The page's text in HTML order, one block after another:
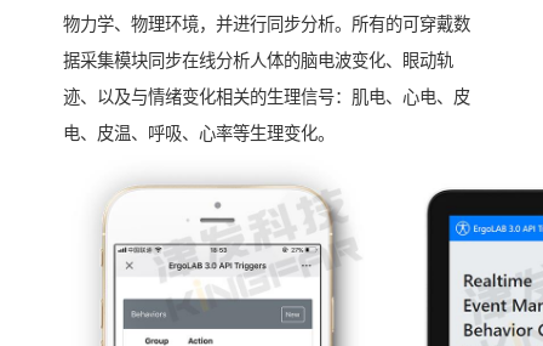
物力学、物理环境，并进行同步分析。所有的可穿戴数
据采集模块同步在线分析人体的脑电波变化、眼动轨
迹、以及与情绪变化相关的生理信号：肌电、心电、皮
电、皮温、呼吸、心率等生理变化。